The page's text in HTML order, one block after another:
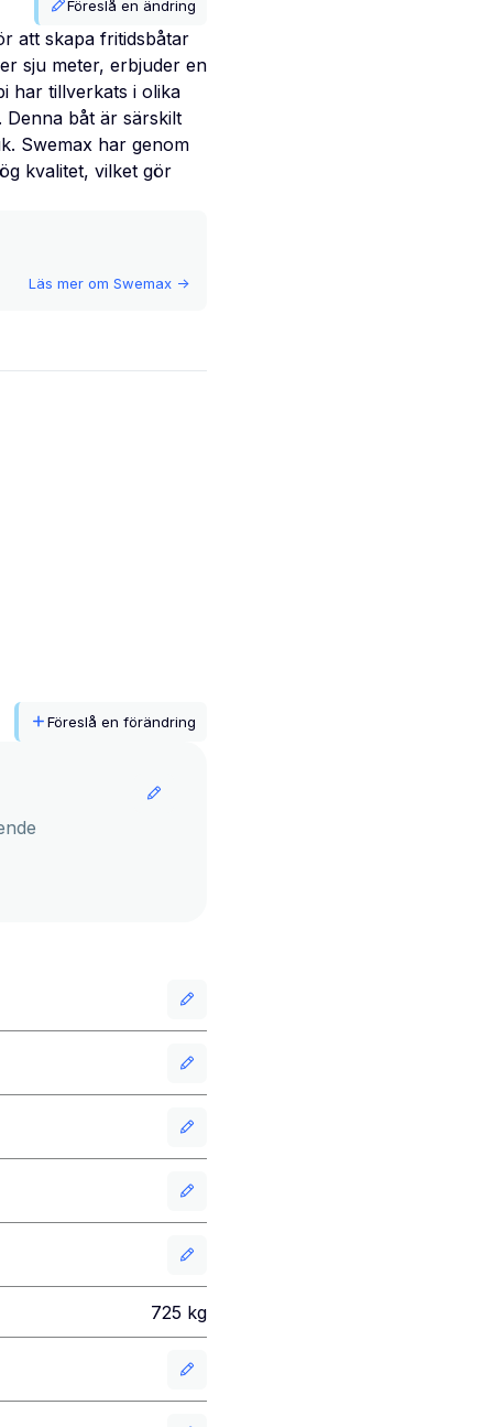
Föreslå en ändring
att skapa fritidsbåtar
sju meter, erbjuder en
har tillverkats i olika
båt är särskilt
Swemax har genom
kvalitet, vilket gör
Läs mer om Swemax ->
Föreslå en förändring
725 kg